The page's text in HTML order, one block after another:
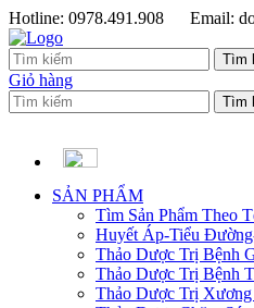
Hotline: 0978.491.908 Email:
Giỏ hàng
SẢN PHẨM
Tìm Sản Phẩm Theo
Huyết Áp-Tiểu
Thảo Dược Trị Bệnh
Thảo Dược Trị Bệnh
Thảo Dược Trị